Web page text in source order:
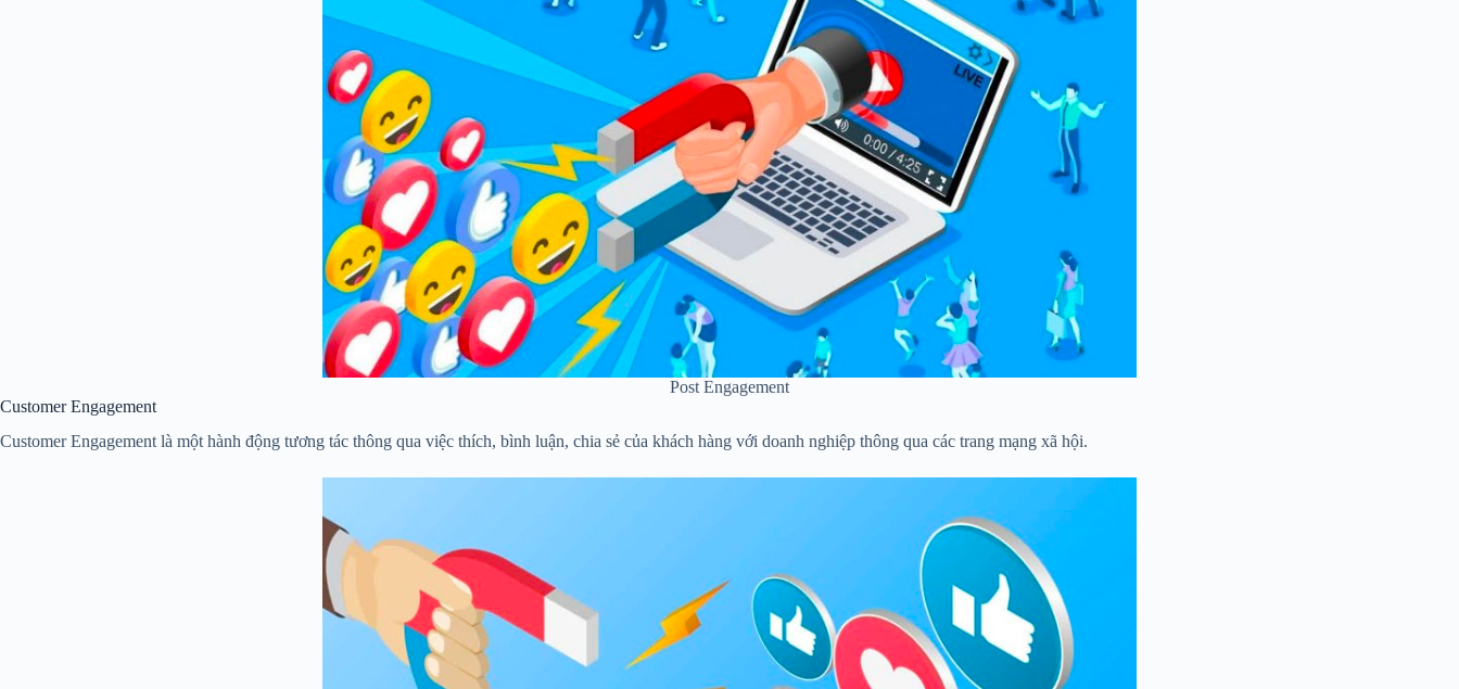
Post Engagement
Customer Engagement
Customer Engagement là một hành động tương tác thông qua việc thích, bình luận, chia sẻ của khách hàng với doanh nghiệp thông qua các trang mạng xã hội.